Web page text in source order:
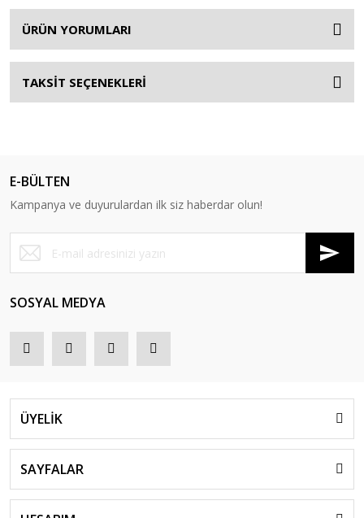
ÜRÜN YORUMLARI
TAKSİT SEÇENEKLERİ
E-BÜLTEN
Kampanya ve duyurulardan ilk siz haberdar olun!
SOSYAL MEDYA
ÜYELİK
SAYFALAR